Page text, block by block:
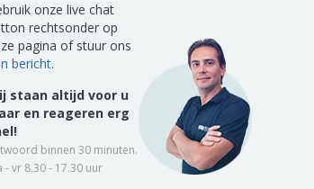
onze live chat
rechtsonder op
pagina of stuur ons
bericht.
staan altijd voor u
en reageren erg
binnen 30 minuten.
- vr 8.30 - 17.30 uur